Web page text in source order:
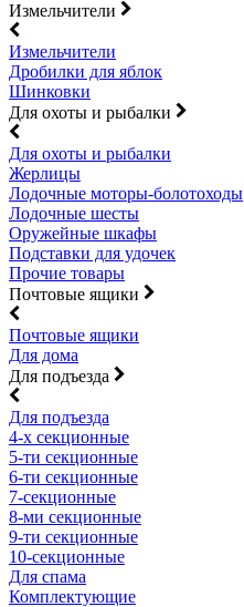
Измельчители
Измельчители
Дробилки для яблок
Шинковки
Для охоты и рыбалки
Для охоты и рыбалки
Жерлицы
Лодочные моторы-болотоходы
Лодочные шесты
Оружейные шкафы
Подставки для удочек
Прочие товары
Почтовые ящики
Почтовые ящики
Для дома
Для подъезда
Для подъезда
4-х секционные
5-ти секционные
6-ти секционные
7-секционные
8-ми секционные
9-ти секционные
10-секционные
Для спама
Комплектующие